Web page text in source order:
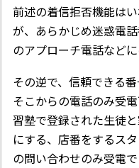
前述の着信拒否機能は
が、あらかじめ迷惑電
のアプローチ電話など
その逆で、信頼できる
そこからの電話のみ受
習塾で登録された生徒
にする、店番をするス
の問い合わせのみ受電